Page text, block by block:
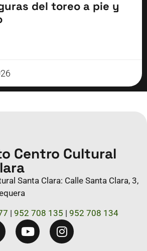
del toreo a pie y
Centro Cultural
Santa Clara: Calle Santa Clara, 3,
| 952 708 135 | 952 708 134